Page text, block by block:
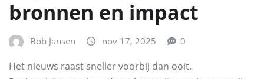
bronnen en impact
Bob Jansen nov 17, 2025 0
Het nieuws raast sneller voorbij dan ooit.